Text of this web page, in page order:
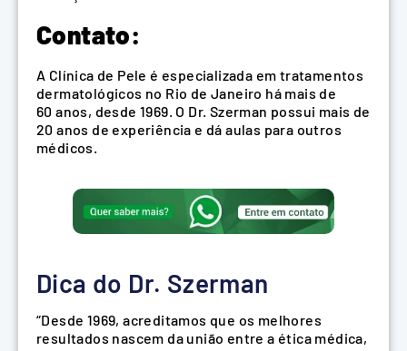
Contato:
A Clínica de Pele é especializada em tratamentos
dermatológicos no Rio de Janeiro há mais de
60 anos, desde 1969. O Dr. Szerman possui mais de
20 anos de experiência e dá aulas para outros
médicos.
Dica do Dr. Szerman
“Desde 1969, acreditamos que os melhores
resultados nascem da união entre a ética médica,